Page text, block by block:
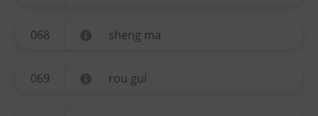
068 sheng ma
069 rou gui